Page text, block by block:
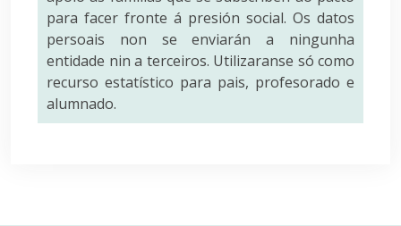
para facer fronte á presión social. Os datos
persoais non se enviarán a ningunha
entidade nin a terceiros. Utilizaranse só como
recurso estatístico para pais, profesorado e
alumnado.